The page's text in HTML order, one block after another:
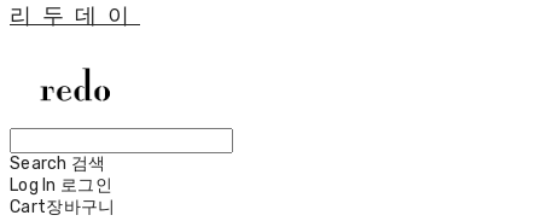
리두데이
Search 검색
Log In 로그인
Cart장바구니